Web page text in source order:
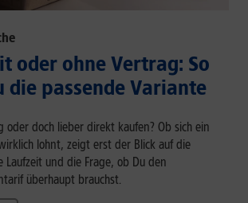
oder ohne Vertrag: So
die passende Variante
oder doch lieber direkt kaufen? Ob sich ein
lohnt, zeigt erst der Blick auf die
Laufzeit und die Frage, ob Du den
überhaupt brauchst.